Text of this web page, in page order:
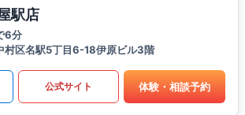
駅店
6分
村区名駅5丁目6-18伊原ビル3階
公式サイト 体験・相談予約